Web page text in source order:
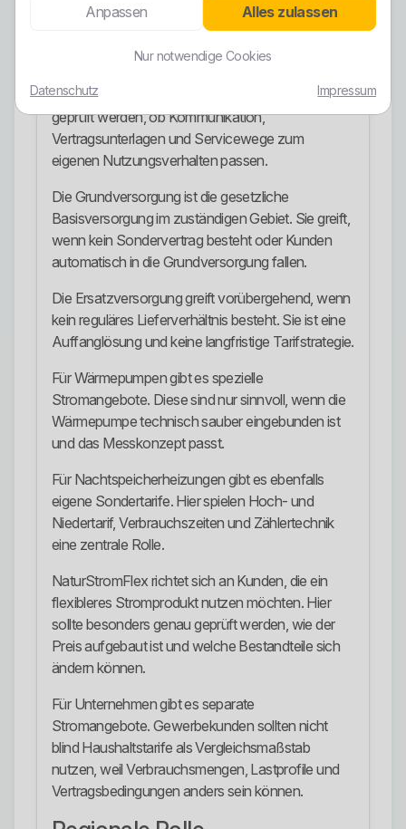
an Kunden, die einen klassischen Stromvertrag mit
digitale Abwicklung bevorzugen. Dabei muss
geprüft werden, ob Kommunikation,
Vertragsunterlagen und Servicewege zum
eigenen Nutzungsverhalten passen.
Die Grundversorgung ist die gesetzliche
Basisversorgung im zuständigen Gebiet. Sie greift,
wenn kein Sondervertrag besteht oder Kunden
automatisch in die Grundversorgung fallen.
Die Ersatzversorgung greift vorübergehend, wenn
kein reguläres Lieferverhältnis besteht. Sie ist eine
Auffanglösung und keine langfristige Tarifstrategie.
Für Wärmepumpen gibt es spezielle
Stromangebote. Diese sind nur sinnvoll, wenn die
Wärmepumpe technisch sauber eingebunden ist
und das Messkonzept passt.
Für Nachtspeicherheizungen gibt es ebenfalls
eigene Sondertarife. Hier spielen Hoch- und
Niedertarif, Verbrauchszeiten und Zählertechnik
eine zentrale Rolle.
NaturStromFlex richtet sich an Kunden, die ein
flexibleres Stromprodukt nutzen möchten. Hier
sollte besonders genau geprüft werden, wie der
Preis aufgebaut ist und welche Bestandteile sich
ändern können.
Für Unternehmen gibt es separate
Stromangebote. Gewerbekunden sollten nicht
blind Haushaltstarife als Vergleichsmaßstab
nutzen, weil Verbrauchsmengen, Lastprofile und
Vertragsbedingungen anders sein können.
Anpassen Alles zulassen
Nur notwendige Cookies
Datenschutz Impressum